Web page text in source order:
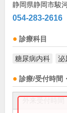
静岡県静岡市駿
054-283-2616
診療科目
糖尿病内科 泌
診療/受付時間